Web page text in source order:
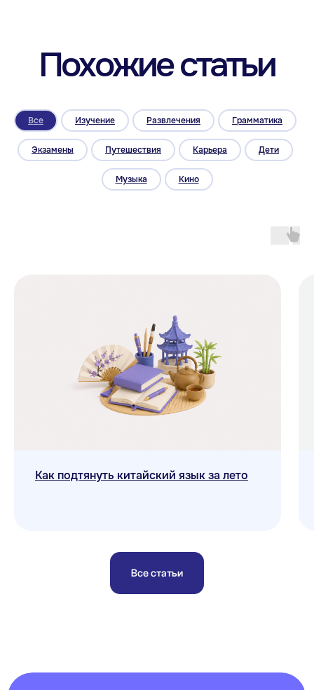
Все Изучение Развлечения Грамматика
Экзамены Путешествия Карьера Дети
Музыка Кино
Как подтянуть китайский язык за лето
Все статьи
Подписаться